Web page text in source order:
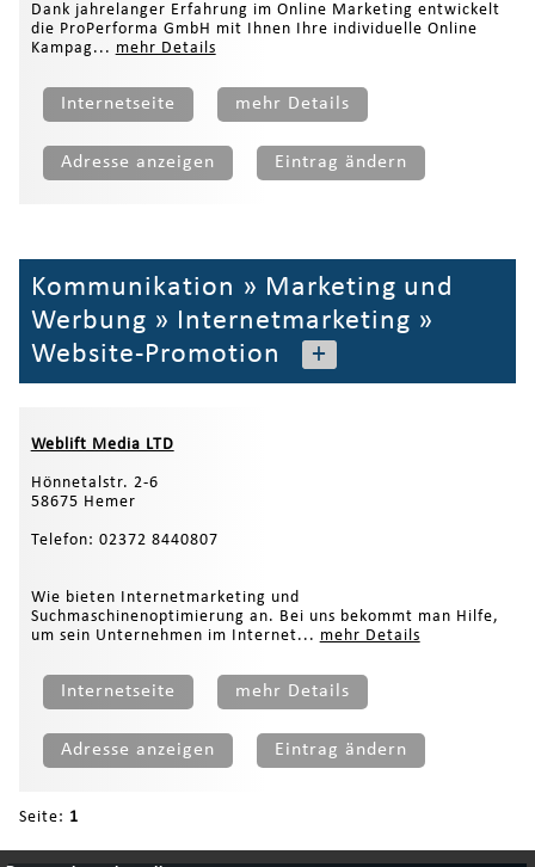
Dank jahrelanger Erfahrung im Online Marketing entwickelt
die ProPerforma GmbH mit Ihnen Ihre individuelle Online
Kampag... mehr Details
Internetseite mehr Details
Adresse anzeigen Eintrag ändern
Kommunikation » Marketing und
Werbung » Internetmarketing »
Website-Promotion
+
Weblift Media LTD
Hönnetalstr. 2-6
58675 Hemer
Telefon: 02372 8440807
Wie bieten Internetmarketing und
Suchmaschinenoptimierung an. Bei uns bekommt man Hilfe,
um sein Unternehmen im Internet... mehr Details
Internetseite mehr Details
Adresse anzeigen Eintrag ändern
Seite: 1